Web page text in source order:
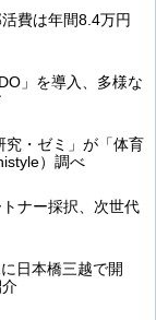
費は年間8.4万円
」を導入、多様な
・ゼミ」が「体育
）調べ
ナー採択、次世代
日本橋三越で開